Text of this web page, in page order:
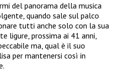
del panorama della musica
quando sale sul palco
tutti anche solo con la sua
ligure, prossima ai 41 anni,
ma, qual è il suo
per mantenersi così in